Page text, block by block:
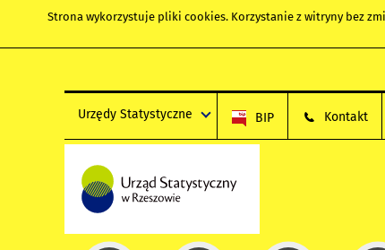
Strona wykorzystuje pliki cookies. Korzystanie z witryny bez
Urzędy Statystyczne BIP Kontakt